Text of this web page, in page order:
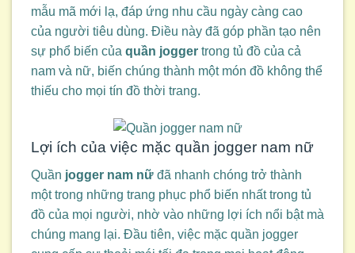
mẫu mã mới lạ, đáp ứng nhu cầu ngày càng cao
của người tiêu dùng. Điều này đã góp phần tạo nên
sự phổ biến của quần jogger trong tủ đồ của cả
nam và nữ, biến chúng thành một món đồ không thể
thiếu cho mọi tín đồ thời trang.
Lợi ích của việc mặc quần jogger nam nữ
Quần jogger nam nữ đã nhanh chóng trở thành
một trong những trang phục phổ biến nhất trong tủ
đồ của mọi người, nhờ vào những lợi ích nổi bật mà
chúng mang lại. Đầu tiên, việc mặc quần jogger